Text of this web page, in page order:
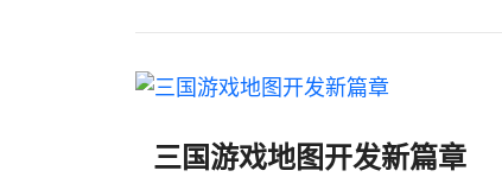
三国游戏地图开发新篇章